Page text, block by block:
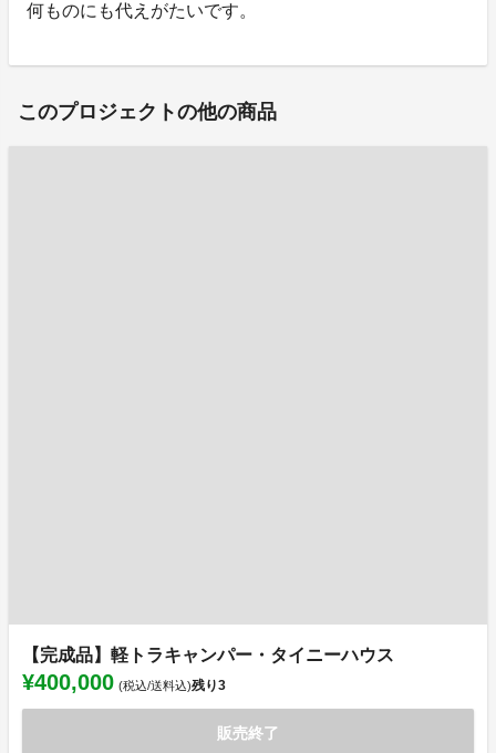
何ものにも代えがたいです。
このプロジェクトの他の商品
【完成品】軽トラキャンパー・タイニーハウス
¥400,000 (税込/送料込)残り3
販売終了